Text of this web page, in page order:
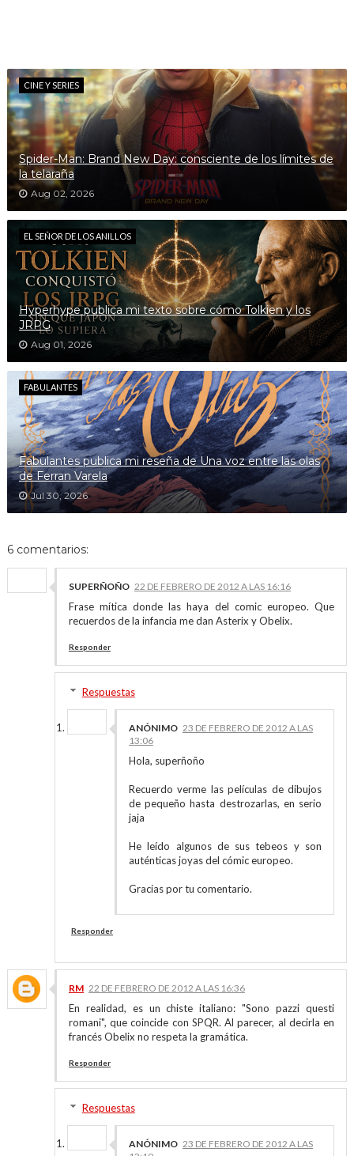
CINE Y SERIES
Spider-Man: Brand New Day: consciente de los límites de
la telaraña
Aug 02, 2026
EL SEÑOR DE LOS ANILLOS
Hyperhype publica mi texto sobre cómo Tolkien y los
JRPG
Aug 01, 2026
FABULANTES
Fabulantes publica mi reseña de Una voz entre las olas
de Ferran Varela
Jul 30, 2026
6 comentarios:
SUPERÑOÑO 22 DE FEBRERO DE 2012 A LAS 16:16
Frase mítica donde las haya del comic europeo. Que
recuerdos de la infancia me dan Asterix y Obelix.
Responder
Respuestas
ANÓNIMO 23 DE FEBRERO DE 2012 A LAS
13:06
Hola, superñoño
Recuerdo verme las películas de dibujos
de pequeño hasta destrozarlas, en serio
jaja
He leído algunos de sus tebeos y son
auténticas joyas del cómic europeo.
Gracias por tu comentario.
Responder
RM 22 DE FEBRERO DE 2012 A LAS 16:36
En realidad, es un chiste italiano: "Sono pazzi questi
romani", que coincide con SPQR. Al parecer, al decirla en
francés Obelix no respeta la gramática.
Responder
Respuestas
ANÓNIMO 23 DE FEBRERO DE 2012 A LAS